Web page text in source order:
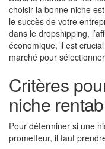
choisir la bonne niche
le succès de votre
dans le dropshipping,
économique, il est
marché pour
Critères
niche
Pour déterminer si une
prometteur, il faut